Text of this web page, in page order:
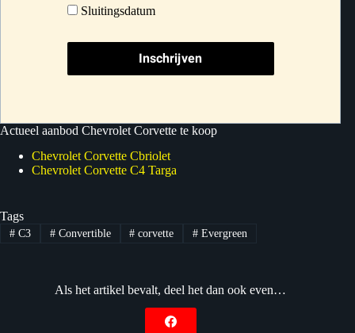
Sluitingsdatum
Actueel aanbod Chevrolet Corvette te koop
Chevrolet Corvette Cbriolet
Chevrolet Corvette C4 Targa
Tags
#C3 #Convertible # corvette # Evergreen
Als het artikel bevalt, deel het dan ook even…